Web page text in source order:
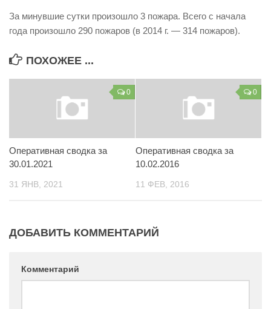
За минувшие сутки произошло 3 пожара. Всего с начала
года произошло 290 пожаров (в 2014 г. — 314 пожаров).
ПОХОЖЕЕ ...
0
Оперативная сводка за
30.01.2021
31 ЯНВ, 2021
0
Оперативная сводка за
10.02.2016
11 ФЕВ, 2016
ДОБАВИТЬ КОММЕНТАРИЙ
Комментарий